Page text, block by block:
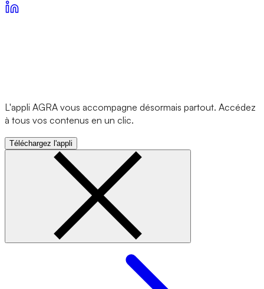
L'appli AGRA vous accompagne désormais partout. Accédez
à tous vos contenus en un clic.
Téléchargez l'appli